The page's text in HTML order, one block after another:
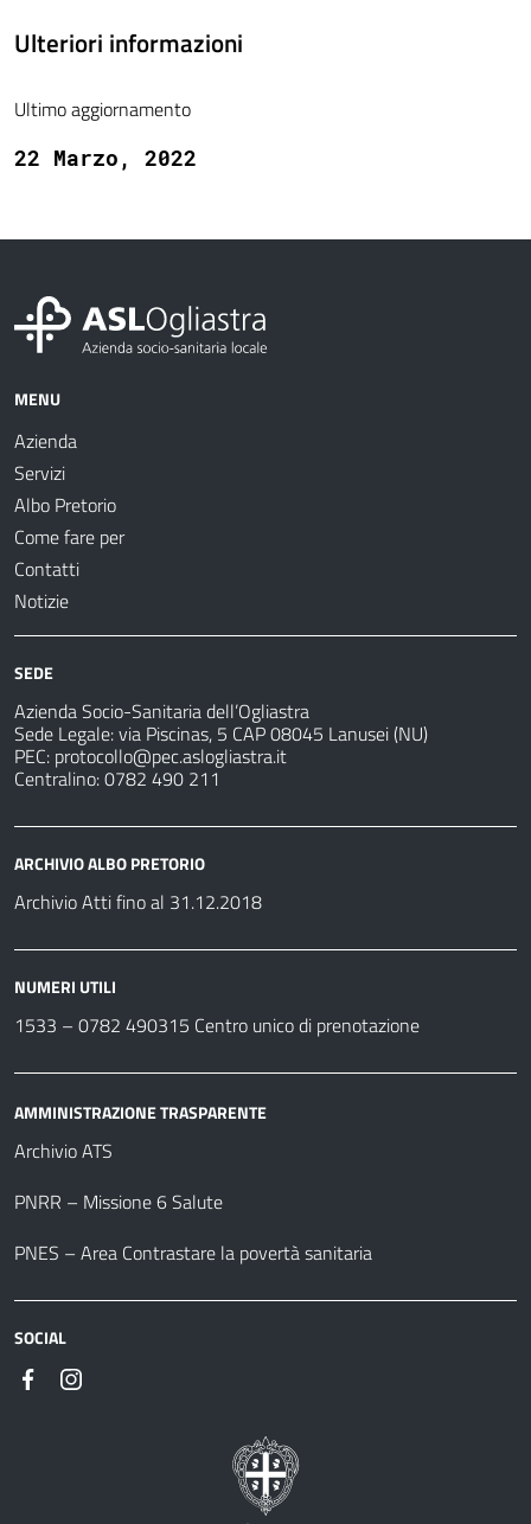
Ulteriori informazioni
Ultimo aggiornamento
22 Marzo, 2022
MENU
Azienda
Servizi
Albo Pretorio
Come fare per
Contatti
Notizie
SEDE
Azienda Socio-Sanitaria dell’Ogliastra
Sede Legale: via Piscinas, 5 CAP 08045 Lanusei (NU)
PEC: protocollo@pec.aslogliastra.it
Centralino: 0782 490 211
ARCHIVIO ALBO PRETORIO
Archivio Atti fino al 31.12.2018
NUMERI UTILI
1533 – 0782 490315 Centro unico di prenotazione
AMMINISTRAZIONE TRASPARENTE
Archivio ATS
PNRR – Missione 6 Salute
PNES – Area Contrastare la povertà sanitaria
SOCIAL